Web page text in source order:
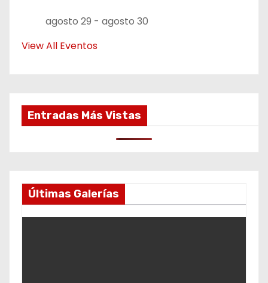
agosto 29 - agosto 30
View All Eventos
Entradas Más Vistas
Últimas Galerías